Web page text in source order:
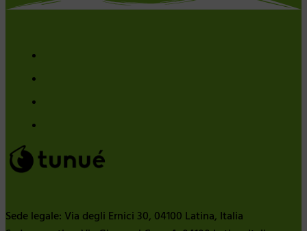
Sede legale: Via degli Ernici 30, 04100 Latina, Italia